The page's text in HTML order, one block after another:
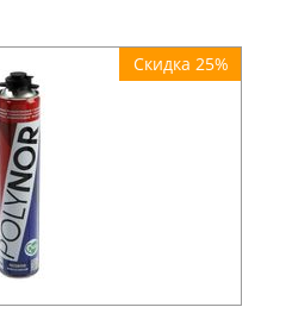
Скидка 25%